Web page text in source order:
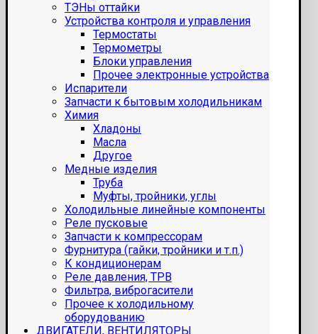
ТЭНы оттайки
Устройства контроля и управления
Термостаты
Термометры
Блоки управления
Прочее электронные устройства
Испарители
Запчасти к бытовым холодильникам
Химия
Хладоны
Масла
Другое
Медные изделия
Труба
Муфты, тройники, углы
Холодильные линейные компоненты
Реле пусковые
Запчасти к компрессорам
Фурнитура (гайки, тройники и т.п.)
К кондиционерам
Реле давления, ТРВ
Фильтра, виброгасители
Прочее к холодильному
оборудованию
ДВИГАТЕЛИ, ВЕНТИЛЯТОРЫ